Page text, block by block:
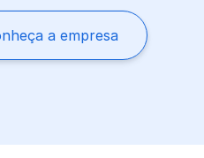
a empresa